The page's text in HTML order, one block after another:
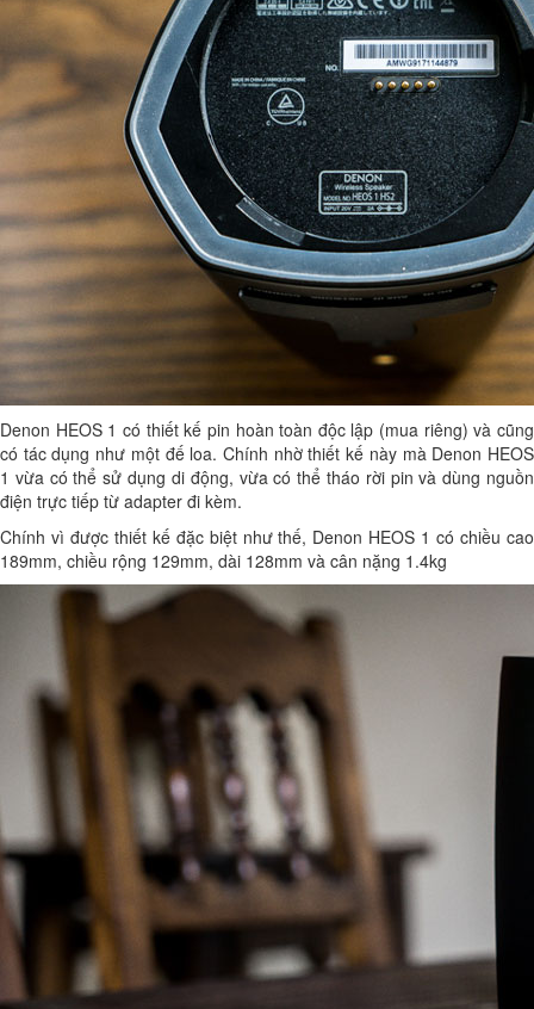
Denon HEOS 1 có thiết kế pin hoàn toàn độc lập (mua riêng) và cũng
có tác dụng như một đế loa. Chính nhờ thiết kế này mà Denon HEOS
1 vừa có thể sử dụng di động, vừa có thể tháo rời pin và dùng nguồn
điện trực tiếp từ adapter đi kèm.
Chính vì được thiết kế đặc biệt như thế, Denon HEOS 1 có chiều cao
189mm, chiều rộng 129mm, dài 128mm và cân nặng 1.4kg